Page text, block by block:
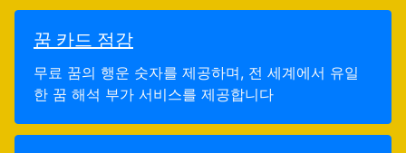
꿈 카드 점감
무료 꿈의 행운 숫자를 제공하며, 전 세계에서 유일
한 꿈 해석 부가 서비스를 제공합니다